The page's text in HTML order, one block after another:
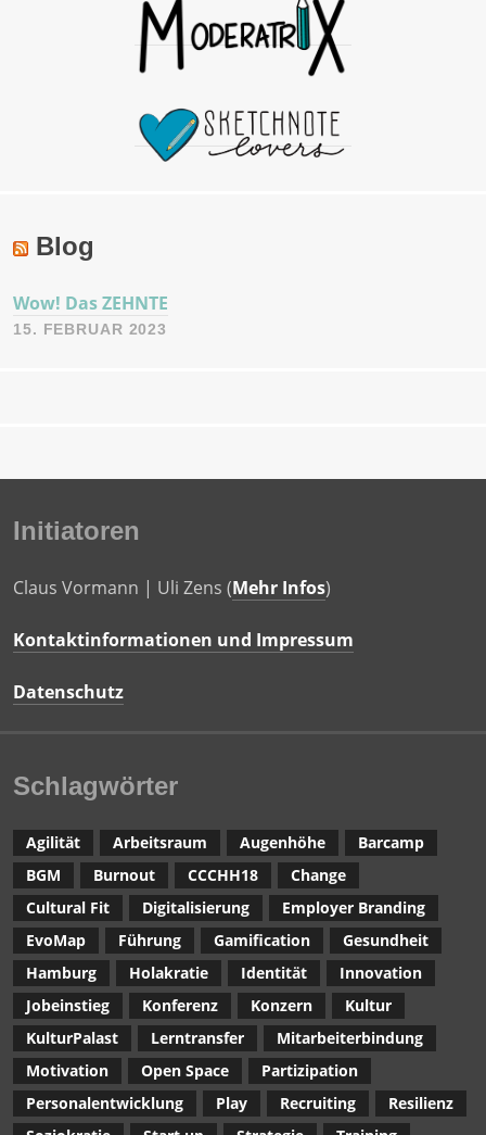
Blog
Wow! Das ZEHNTE
15. FEBRUAR 2023
Initiatoren
Claus Vormann | Uli Zens (Mehr Infos)
Kontaktinformationen und Impressum
Datenschutz
Schlagwörter
Agilität Arbeitsraum Augenhöhe
Barcamp
BGM
Burnout CCCHH18
Change
Cultural Fit
Digitalisierung
Employer Branding
EvoMap
Führung Gamification
Gesundheit
Hamburg
Holakratie Identität
Innovation
Jobeinstieg
Konferenz Konzern
Kultur
KulturPalast
Lerntransfer
Mitarbeiterbindung
Motivation
Open Space
Partizipation
Personalentwicklung
Play Recruiting
Resilienz